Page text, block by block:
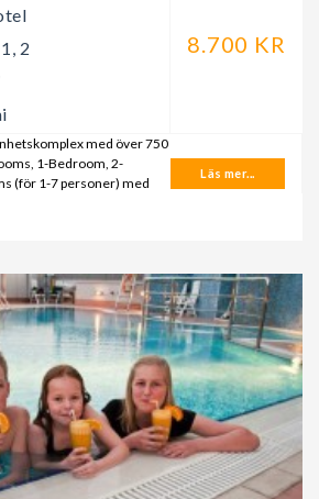
2 8.700 KR
med över 750
1-Bedroom, 2-
(för 1-7 personer) med
Läs mer...